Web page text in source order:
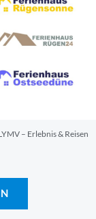
– Erlebnis & Reisen